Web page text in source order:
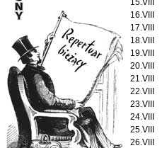
15.VIII
16.VIII
17.VIII
18.VIII
19.VIII
20.VIII
21.VIII
22.VIII
23.VIII
24.VIII
25.VIII
26.VIII